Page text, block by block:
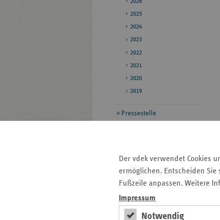
Der vdek verwendet Cookies
ermöglichen. Entscheiden
Fußzeile anpassen. Weitere
Impressum
Notwendig
2025
2024
2023
2022
2021
2020
2019
Pressestelle
Gesundheitswesen
Veröffentlichungen
Seitenleiste
Auf einen Blick